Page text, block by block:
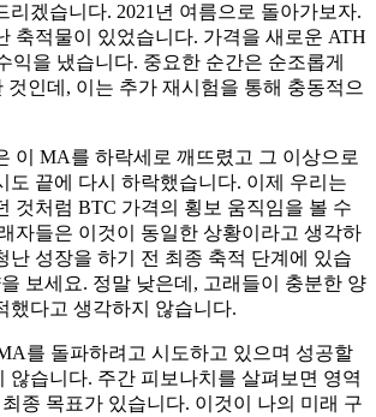
리겠습니다. 2021년 여름으로 돌아가보자.
축적물이 있었습니다. 가격을 새로운 ATH
익을 냈습니다. 중요한 순간은 순조롭게
것인데, 이는 추가 재시험을 통해 충동적으
이 MA를 하락세로 깨뜨렸고 그 이상으로
도 끝에 다시 하락했습니다. 이제 우리는
것처럼 BTC 가격의 횡보 움직임을 볼 수
자들은 이것이 동일한 상황이라고 생각하
난 성장을 하기 전 최종 축적 단계에 있습
보세요. 정말 낮은데, 고래들이 충분한 양
했다고 생각하지 않습니다.
를 돌파하려고 시도하고 있으며 성공할
않습니다. 주간 피보나치를 살펴보면 영역
최종 목표가 있습니다. 이것이 나의 미래 구